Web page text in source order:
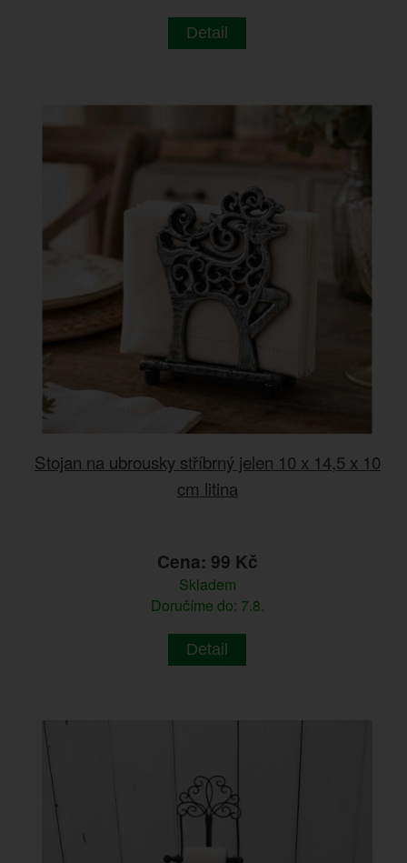
Detail
Stojan na ubrousky stříbrný jelen 10 x 14,5 x 10
cm litina
Cena: 99 Kč
Skladem
Doručíme do: 7.8.
Detail